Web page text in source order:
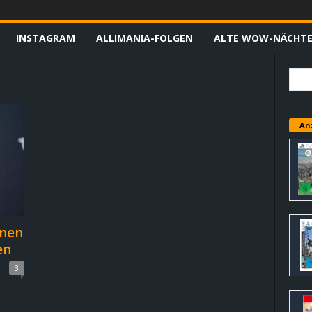
INSTAGRAM ALLIMANIA-FOLGEN ALTE WOW-NÄCHTE
3